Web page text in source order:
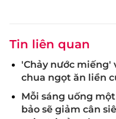
Tin liên quan
'Chảy nước miếng'
chua ngọt ăn liền
Mỗi sáng uống
bảo sẽ giảm cân